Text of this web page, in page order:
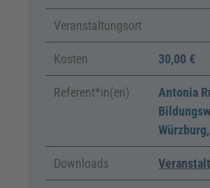
Veranstaltungsort
Kosten 30,00 €
Referent*in(en)
Antonia
Downloads